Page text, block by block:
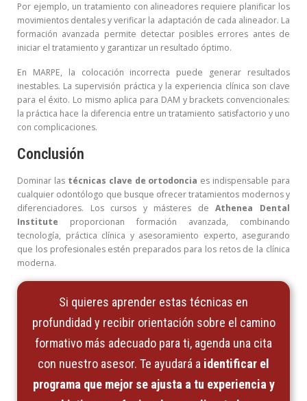
Por ejemplo, un tratamiento con alineadores requiere planificar los
movimientos dentales y verificar la adaptación de cada alineador. La
formación avanzada permite detectar posibles errores antes de
iniciar el tratamiento y garantizar un resultado óptimo.
En MARPE, la colocación incorrecta puede generar resultados
inestables. La supervisión práctica y la experiencia clínica son clave
para el éxito. Lo mismo aplica para DAM y brackets convencionales:
la práctica hace la diferencia entre un tratamiento satisfactorio y uno
con complicaciones.
Conclusión
Dominar lastécnicas clave de ortodoncia es indispensable para
cualquier odontólogo que busque ofrecer tratamientos modernos y
diferenciadores. Los cursos y másteres deAthenea Dental
Institute proporcionan formación avanzada, combinando
tecnología, práctica clínica y asesoramiento experto, asegurando
que los profesionales estén preparados para los retos de la clínica
moderna.
Si quieres aprender estas técnicas en
profundidad y recibir orientación sobre el camino
formativo más adecuado para ti, agenda una cita
con nuestro asesor. Te ayudará a identificar el
programa que mejor se ajusta a tu experiencia y